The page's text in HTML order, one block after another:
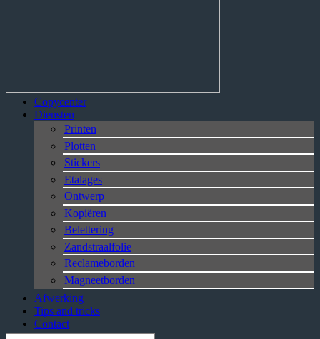
Copycenter
Diensten
Printen
Plotten
Stickers
Etalages
Ontwerp
Kopiëren
Belettering
Zandstraalfolie
Reclameborden
Magneetborden
Afwerking
Tips and tricks
Contact